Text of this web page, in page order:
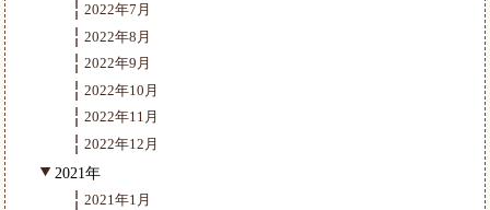
2022年7月
2022年8月
2022年9月
2022年10月
2022年11月
2022年12月
2021年
2021年1月